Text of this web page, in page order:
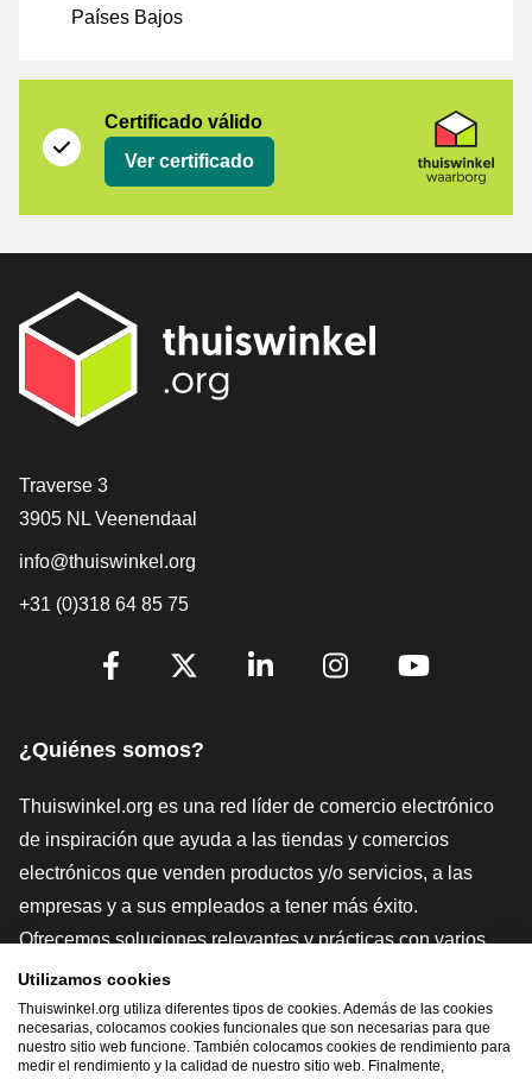
Países Bajos
Certificado válido
Ver certificado
[_General:Contact]
Traverse 3
3905 NL Veenendaal
info@thuiswinkel.org
+31 (0)318 64 85 75
[_General:SocialMediaTitle]
¿Quiénes somos?
Thuiswinkel.org es una red líder de comercio electrónico
de inspiración que ayuda a las tiendas y comercios
electrónicos que venden productos y/o servicios, a las
empresas y a sus empleados a tener más éxito.
Ofrecemos soluciones relevantes y prácticas con varios
sellos de confianza, Thuiswinkel Reviews, herramientas y
asesoramiento jurídico, defensa, estudios de mercado, y
tenemos nuestra propia plataforma educativa, la
Thuiswinkel e-Academy.
Utilizamos cookies
Thuiswinkel.org utiliza diferentes tipos de cookies. Además de las cookies
necesarias, colocamos cookies funcionales que son necesarias para que
nuestro sitio web funcione. También colocamos cookies de rendimiento para
medir el rendimiento y la calidad de nuestro sitio web. Finalmente,